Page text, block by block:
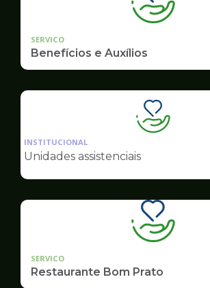
SERVICO
Benefícios e Auxílios
Ilustração
da
Assistência
INSTITUCIONAL
Unidades assistenciais
SERVICO
Restaurante Bom Prato